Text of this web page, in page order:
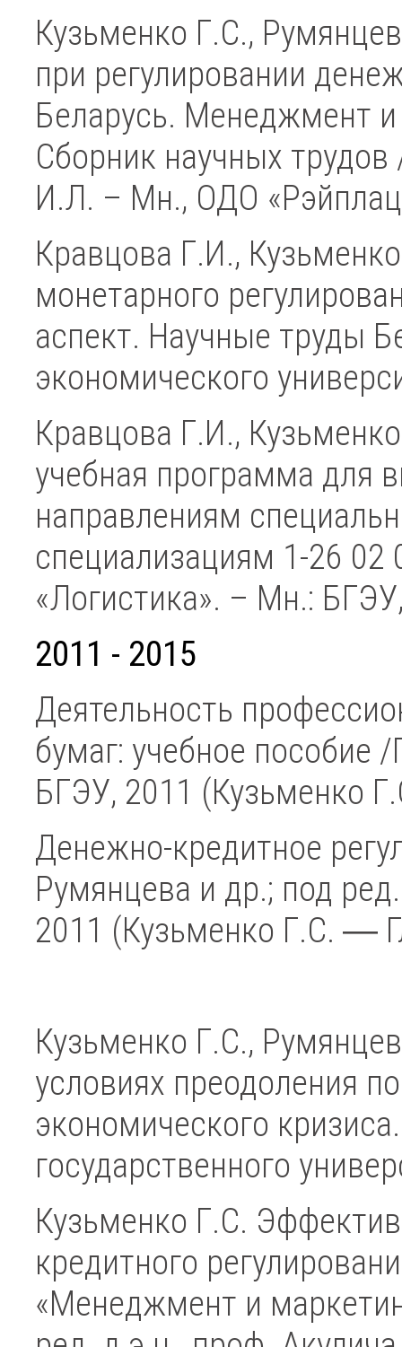
Кузьменко Г.С.,
при регулировании
Беларусь. Менеджмент
Сборник научных
И.Л. – Мн., ОДО
Кравцова Г.И.,
монетарного
аспект. Научные труды
экономического
Кравцова Г.И.,
учебная программа для
направлениям
специализациям 1-26 02
«Логистика». – Мн.:
2011 - 2015
Деятельность
бумаг: учебное
БГЭУ, 2011 (Кузьменко
Денежно-кредитное
Румянцева и др.; под
2011 (Кузьменко Г.С. ―
Кузьменко Г.С.,
условиях преодоления
экономического
государственного
Кузьменко Г.С.
кредитного
«Менеджмент и